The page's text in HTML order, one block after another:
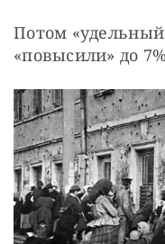
Потом «удельный
«повысили» до